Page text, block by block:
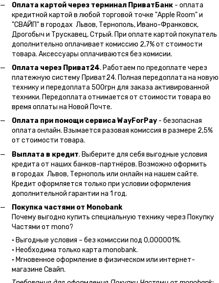
Оплата картой через терминал ПриватБанк - оплата
кредитной картой в любой торговой точке "Apple Room" и
"СВАЙП" в городах Львов, Тернополь, Ивано-Франковск,
Дрогобыч и Трускавец, Стрый. При оплате картой покупатель
дополнительно оплачивает комиссию 2,7% от стоимости
товара. Аксессуары оплачиваются без комисии.
Оплата через Приват24. Работаем по предоплате через
платежную систему Приват24. Полная передоплата на новую
технику и передоплата 500грн для заказа активированной
техники. Передоплата отнимается от стоимости товара во
время оплаты на Новой Почте.
Оплата при помощи сервиса WayForPay - безопасная
оплата онлайн. Взымается разовая комиссия в размере 2,5%
от стоимости товара.
Выплата в кредит. Выберите для себя выгодные условия
кредита от наших банков-партнёров. Возможно оформить
в городах Львов, Тернополь или онлайн на нашем сайте.
Кредит оформляется только при условии оформления
дополнительной гарантии на 1 год.
Покупка частями от Monobank
Почему выгодно купить специальную технику через Покупку
Частями от mono?
• Выгодные условия – без комиссии под 0,000001%.
• Необходима только карта monobank.
• Мгновенное оформление в физическом или интернет-
магазине Cвайп.